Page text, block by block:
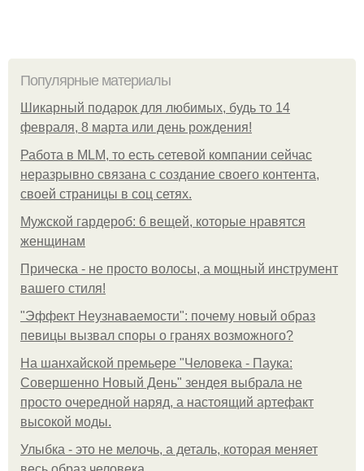
Популярные материалы
Шикарный подарок для любимых, будь то 14
февраля, 8 марта или день рождения!
Работа в MLM, то есть сетевой компании сейчас
неразрывно связана с создание своего контента,
своей страницы в соц сетях.
Мужской гардероб: 6 вещей, которые нравятся
женщинам
Прическа - не просто волосы, а мощный инструмент
вашего стиля!
"Эффект Неузнаваемости": почему новый образ
певицы вызвал споры о гранях возможного?
На шанхайской премьере "Человека - Паука:
Совершенно Новый День" зендея выбрала не
просто очередной наряд, а настоящий артефакт
высокой моды.
Улыбка - это не мелочь, а деталь, которая меняет